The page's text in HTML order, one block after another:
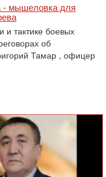
мышеловка для
и тактике боевых
об
Тамар , офицер